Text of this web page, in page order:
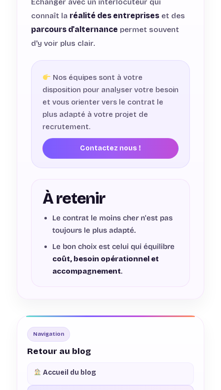
Échanger avec un interlocuteur qui
connaît la réalité des entreprises et des
parcours d'alternance permet souvent
d'y voir plus clair.
Nos équipes sont à votre
disposition pour analyser votre besoin
et vous orienter vers le contrat le
plus adapté à votre projet de
recrutement.
Contactez nous !
À retenir
Le contrat le moins cher n'est pas
toujours le plus adapté.
Le bon choix est celui qui équilibre
coût, besoin opérationnel et
accompagnement.
Navigation
Retour au blog
Accueil du blog